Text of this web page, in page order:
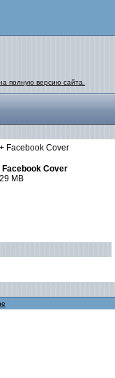
полную версию сайта.
Facebook Cover
MB